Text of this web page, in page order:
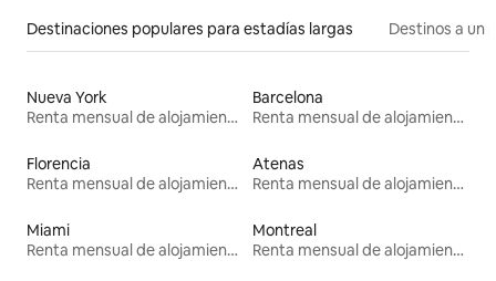
Destinaciones populares para estadías largas Destinos a un
Nueva York
Renta mensual de alojamientos
Barcelona
Renta mensual de alojamientos
Florencia
Renta mensual de alojamientos
Atenas
Renta mensual de alojamientos
Miami
Renta mensual de alojamientos
Montreal
Renta mensual de alojamientos